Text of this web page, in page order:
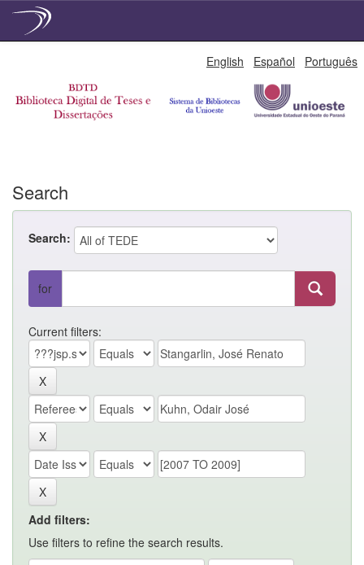
English Español Português
Search
Search:
for
Current filters:
Add filters:
Use filters to refine the search results.